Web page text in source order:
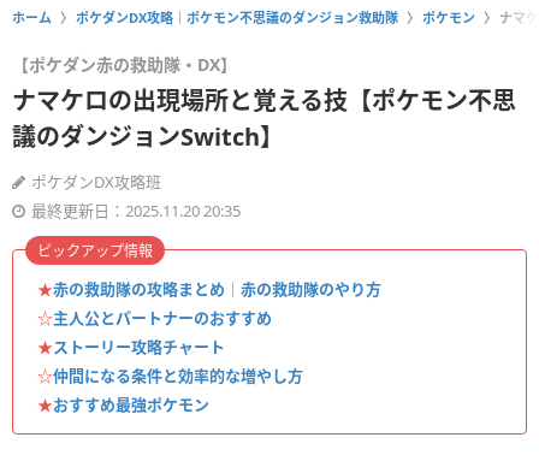
ホーム ポケダンDX攻略｜ポケモン不思議のダンジョン救助隊 ポケモン ナマ
【ポケダン赤の救助隊・DX】
ナマケロの出現場所と覚える技【ポケモン不思
議のダンジョンSwitch】
ポケダンDX攻略班
最終更新日：2025.11.20 20:35
★赤の救助隊の攻略まとめ ｜ 赤の救助隊のやり方
☆主人公とパートナーのおすすめ
★ストーリー攻略チャート
☆仲間になる条件と効率的な増やし方
★おすすめ最強ポケモン
ピックアップ情報